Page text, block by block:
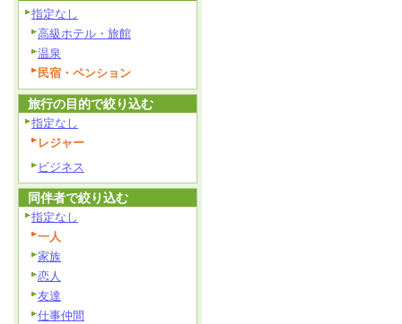
指定なし
高級ホテル・旅館
温泉
民宿・ペンション
旅行の目的で絞り込む
指定なし
レジャー
ビジネス
同伴者で絞り込む
指定なし
一人
家族
恋人
友達
仕事仲間